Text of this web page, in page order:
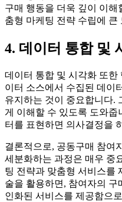
구매 행동을 더욱 깊이 이
춤형 마케팅 전략 수립에 큰
4. 데이터 통합 및
데이터 통합 및 시각화 또한
이터 소스에서 수집된 데이
유지하는 것이 중요합니다.
게 이해할 수 있도록 도와줍
터를 표현하면 의사결정을
결론적으로, 공동구매 참여
세분화하는 과정은 매우 중
팅 전략과 맞춤형 서비스를
술을 활용하면, 참여자의 구
인화된 서비스를 제공함으